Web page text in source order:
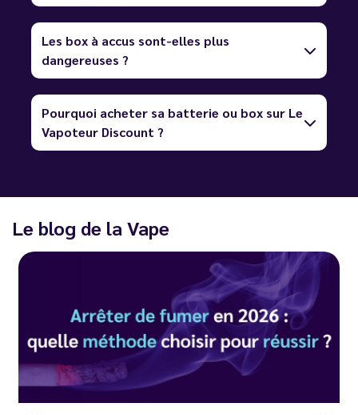
Les box à accus sont-elles plus
dangereuses ?
Pourquoi acheter sa batterie ou box sur Le
Vapoteur Discount ?
Le blog de la Vape